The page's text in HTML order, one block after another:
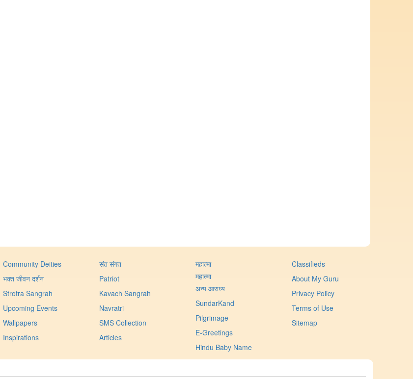
Community Deities
भक्त जीवन दर्शन
Strotra Sangrah
Upcoming Events
Wallpapers
Inspirations
संत संगत
Patriot
Kavach Sangrah
Navratri
SMS Collection
Articles
महात्मा
महात्मा
अन्य आराध्य
SundarKand
Pilgrimage
E-Greetings
Hindu Baby Name
Classifieds
About My Guru
Privacy Policy
Terms of Use
Sitemap